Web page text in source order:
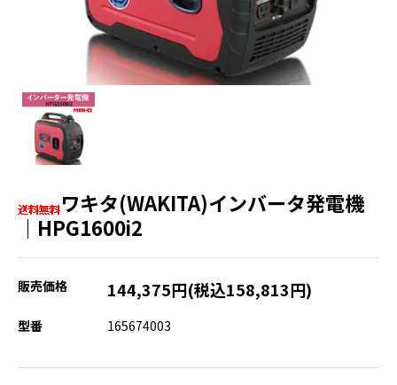
ワキタ(WAKITA)インバータ発電機
｜HPG1600i2
販売価格 144,375円(税込158,813円)
型番 165674003